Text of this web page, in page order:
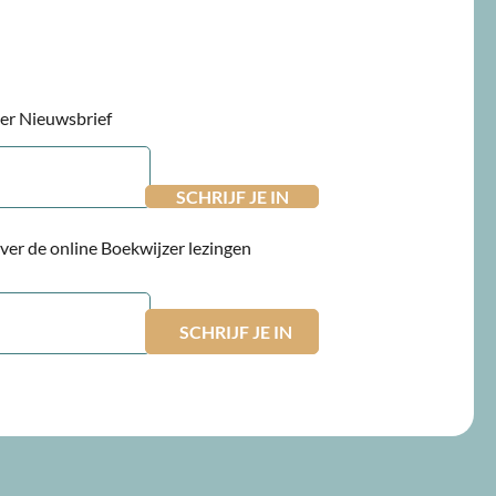
Nieuwsbrief
de online Boekwijzer lezingen